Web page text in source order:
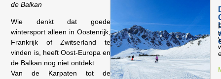
de Balkan
Wie denkt dat goede
wintersport alleen in Oostenrijk,
Frankrijk of Zwitserland te
vinden is, heeft Oost-Europa en
de Balkan nog niet ontdekt.
Van de Karpaten tot de